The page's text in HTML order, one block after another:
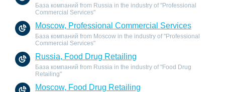
База компаний from Russia in the industry of "Professional
Commercial Services"
Moscow, Professional Commercial Services
База компаний from Moscow in the industry of "Professional
Commercial Services"
Russia, Food Drug Retailing
База компаний from Russia in the industry of "Food Drug
Retailing"
Moscow, Food Drug Retailing